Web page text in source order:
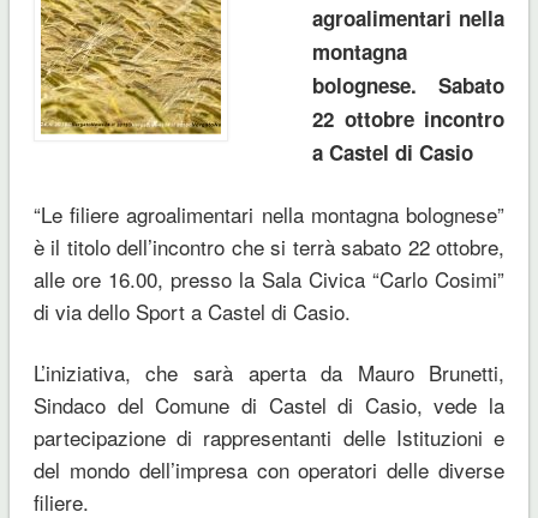
agroalimentari nella
montagna
bolognese. Sabato
22 ottobre incontro
a Castel di Casio
“Le filiere agroalimentari nella montagna bolognese”
è il titolo dell’incontro che si terrà sabato 22 ottobre,
alle ore 16.00, presso la Sala Civica “Carlo Cosimi”
di via dello Sport a Castel di Casio.
L’iniziativa, che sarà aperta da Mauro Brunetti,
Sindaco del Comune di Castel di Casio, vede la
partecipazione di rappresentanti delle Istituzioni e
del mondo dell’impresa con operatori delle diverse
filiere.